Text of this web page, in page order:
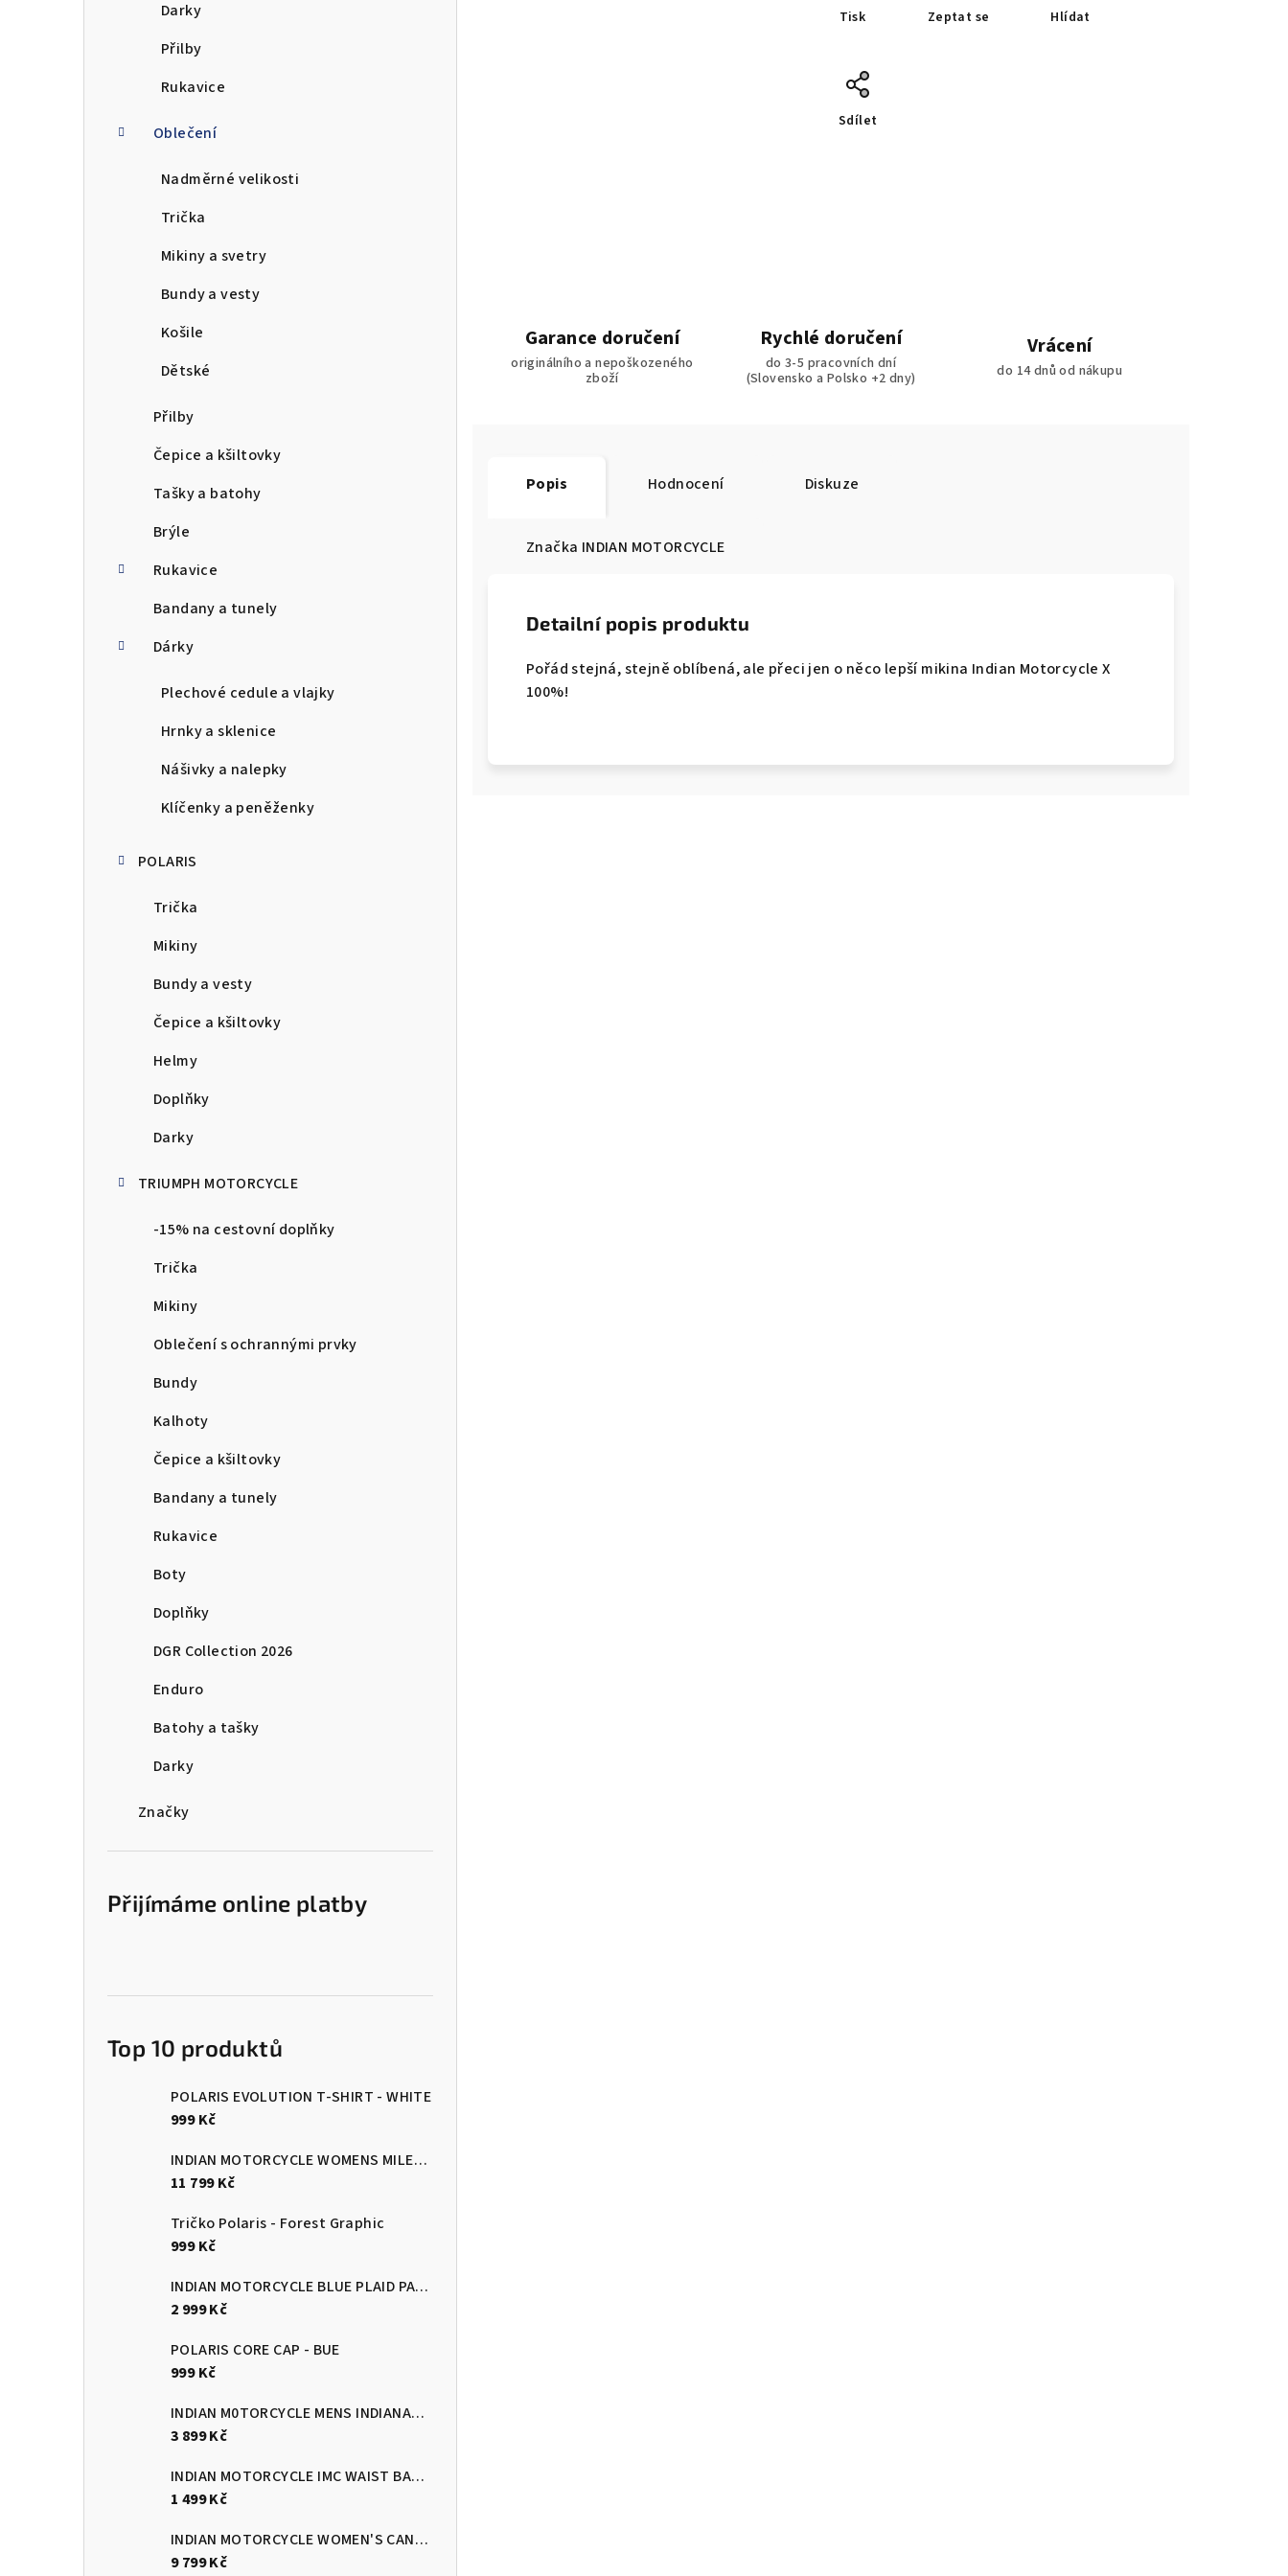
Darky
Přilby
Rukavice
Oblečení
Nadměrné velikosti
Trička
Mikiny a svetry
Bundy a vesty
Košile
Dětské
Přilby
Čepice a kšiltovky
Tašky a batohy
Brýle
Rukavice
Bandany a tunely
Dárky
Plechové cedule a vlajky
Hrnky a sklenice
Nášivky a nalepky
Klíčenky a peněženky
POLARIS
Trička
Mikiny
Bundy a vesty
Čepice a kšiltovky
Helmy
Doplňky
Darky
TRIUMPH MOTORCYCLE
-15% na cestovní doplňky
Trička
Mikiny
Oblečení s ochrannými prvky
Bundy
Kalhoty
Čepice a kšiltovky
Bandany a tunely
Rukavice
Boty
Doplňky
DGR Collection 2026
Enduro
Batohy a tašky
Darky
Značky
Přijímáme online platby
Top 10 produktů
POLARIS EVOLUTION T-SHIRT - WHITE
999 Kč
INDIAN MOTORCYCLE WOMENS MILESTONE JACKET
11 799 Kč
Tričko Polaris - Forest Graphic
999 Kč
INDIAN MOTORCYCLE BLUE PLAID PASADENA SHORT SLEEVE SHIRT
2 999 Kč
POLARIS CORE CAP - BUE
999 Kč
INDIAN M0TORCYCLE MENS INDIANAPOLIS GLOVES - BLACK/RED
3 899 Kč
INDIAN MOTORCYCLE IMC WAIST BAG - BLACK
1 499 Kč
INDIAN MOTORCYCLE WOMEN'S CANYON BLUE PLAID RIDING JACKET
9 799 Kč
Tisk Zeptat se Hlídat
Sdílet
Garance doručení
originálního a nepoškozeného
zboží
Rychlé doručení
do 3-5 pracovních dní
(Slovensko a Polsko +2 dny)
Vrácení
do 14 dnů od nákupu
Popis Hodnocení Diskuze
Značka INDIAN MOTORCYCLE
Detailní popis produktu
Pořád stejná, stejně oblíbená, ale přeci jen o něco lepší mikina Indian Motorcycle X
100%!